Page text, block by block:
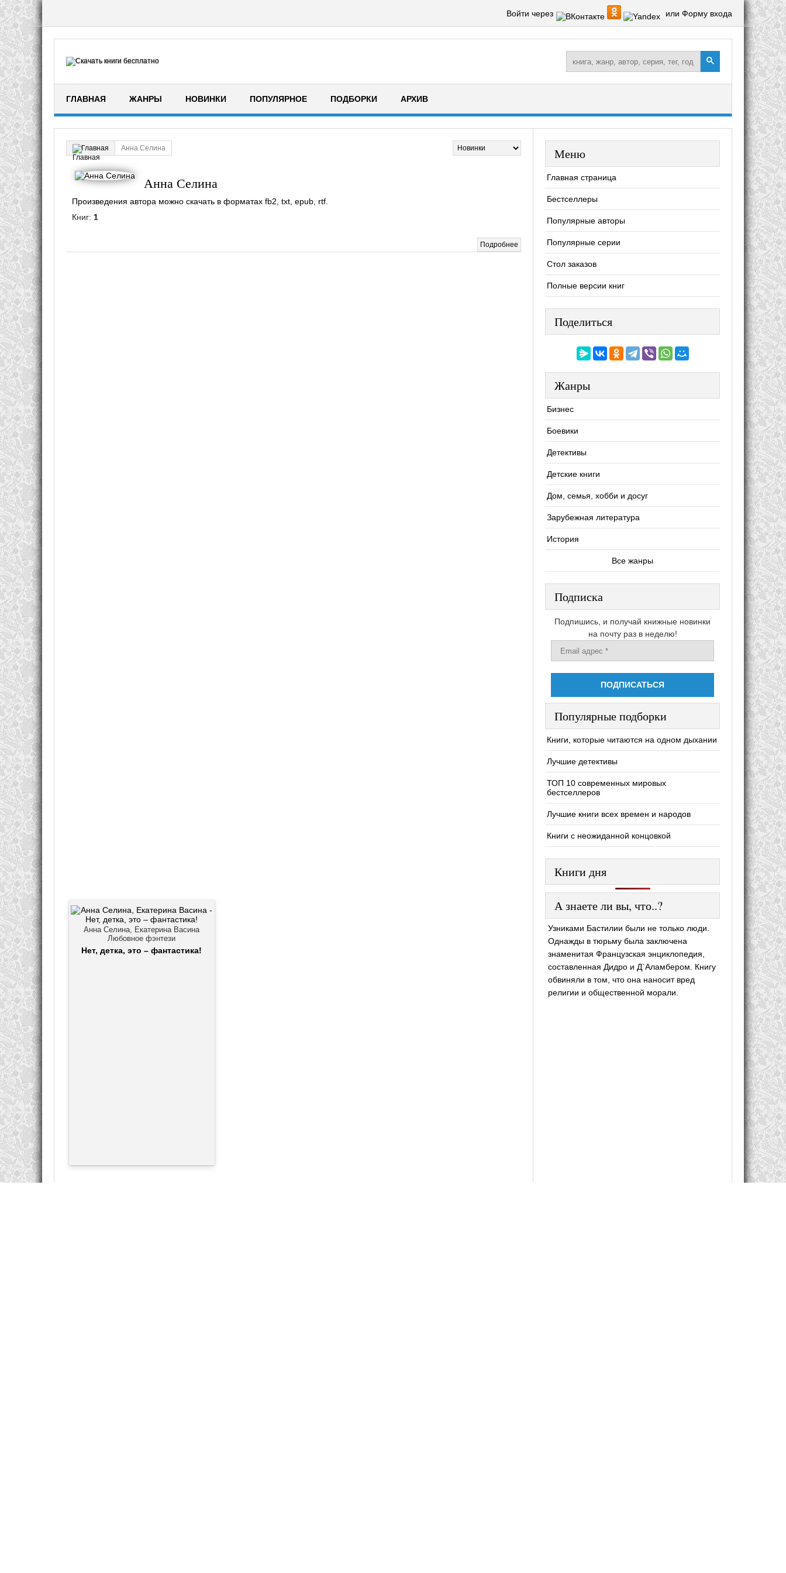
Войти через или Форму входа
ГЛАВНАЯ ЖАНРЫ НОВИНКИ ПОПУЛЯРНОЕ ПОДБОРКИ АРХИВ
Главная Анна Селина
Анна Селина
Произведения автора можно скачать в форматах fb2, txt, epub, rtf.
Книг: 1
Подробнее
Анна Селина, Екатерина Васина
Любовное фэнтези
Нет, детка, это – фантастика!
Меню
Главная страница
Бестселлеры
Популярные авторы
Популярные серии
Стол заказов
Полные версии книг
Поделиться
Жанры
Бизнес
Боевики
Детективы
Детские книги
Дом, семья, хобби и досуг
Зарубежная литература
История
Все жанры
Подписка
Подпишись, и получай книжные новинки
на почту раз в неделю!
Популярные подборки
Книги, которые читаются на одном дыхании
Лучшие детективы
ТОП 10 современных мировых
бестселлеров
Лучшие книги всех времен и народов
Книги с неожиданной концовкой
Книги дня
А знаете ли вы, что..?
Узниками Бастилии были не только люди.
Однажды в тюрьму была заключена
знаменитая Французская энциклопедия,
составленная Дидро и Д`Аламбером. Книгу
обвиняли в том, что она наносит вред
религии и общественной морали.